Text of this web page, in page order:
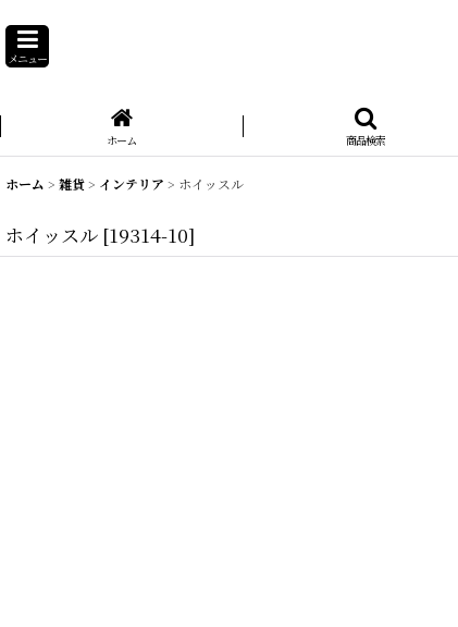
メニュー
ホーム 商品検索
ホーム > 雑貨> インテリア > ホイッスル
ホイッスル [19314-10]